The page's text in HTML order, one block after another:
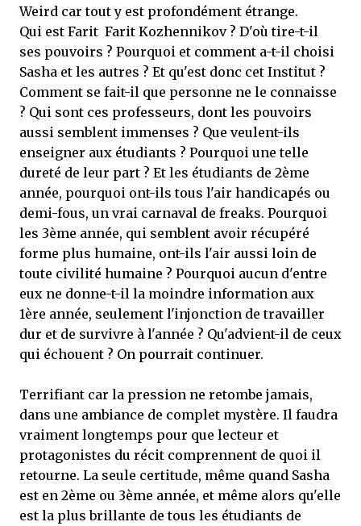
Weird car tout y est profondément étrange.
Qui est Farit Farit Kozhennikov ? D'où tire-t-il
ses pouvoirs ? Pourquoi et comment a-t-il choisi
Sasha et les autres ? Et qu'est donc cet Institut ?
Comment se fait-il que personne ne le connaisse
? Qui sont ces professeurs, dont les pouvoirs
aussi semblent immenses ? Que veulent-ils
enseigner aux étudiants ? Pourquoi une telle
dureté de leur part ? Et les étudiants de 2ème
année, pourquoi ont-ils tous l'air handicapés ou
demi-fous, un vrai carnaval de freaks. Pourquoi
les 3ème année, qui semblent avoir récupéré
forme plus humaine, ont-ils l'air aussi loin de
toute civilité humaine ? Pourquoi aucun d'entre
eux ne donne-t-il la moindre information aux
1ère année, seulement l'injonction de travailler
dur et de survivre à l'année ? Qu'advient-il de ceux
qui échouent ? On pourrait continuer.
Terrifiant car la pression ne retombe jamais,
dans une ambiance de complet mystère. Il faudra
vraiment longtemps pour que lecteur et
protagonistes du récit comprennent de quoi il
retourne. La seule certitude, même quand Sasha
est en 2ème ou 3ème année, et même alors qu'elle
est la plus brillante de tous les étudiants de